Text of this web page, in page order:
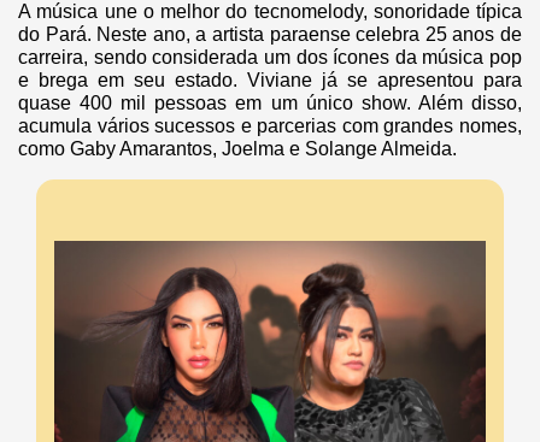
A música une o melhor do tecnomelody, sonoridade típica
do Pará. Neste ano, a artista paraense celebra 25 anos de
carreira, sendo considerada um dos ícones da música pop
e brega em seu estado. Viviane já se apresentou para
quase 400 mil pessoas em um único show. Além disso,
acumula vários sucessos e parcerias com grandes nomes,
como Gaby Amarantos, Joelma e Solange Almeida.